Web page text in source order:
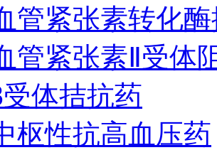
管紧张素转化
管紧张素Ⅱ受体
受体拮抗药
枢性抗高血压药